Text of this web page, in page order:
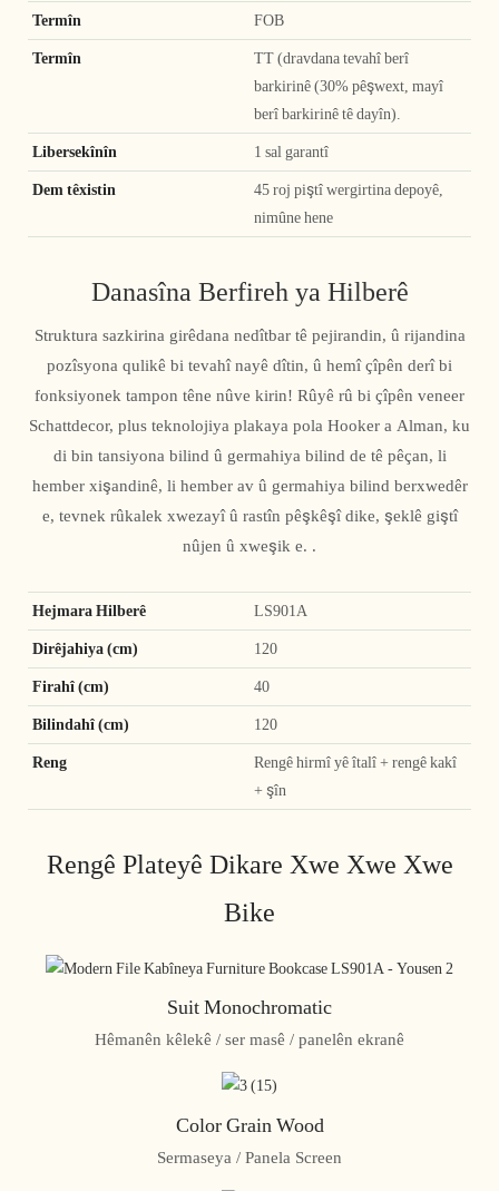
Termîn FOB
Termîn
TT (dravdana tevahî berî
barkirinê (30% pêşwext, mayî
berî barkirinê tê dayîn).
Libersekînîn 1 sal garantî
Dem têxistin
45 roj piştî wergirtina depoyê,
nimûne hene
Danasîna Berfireh ya Hilberê
Struktura sazkirina girêdana nedîtbar tê pejirandin, û rijandina
pozîsyona qulikê bi tevahî nayê dîtin, û hemî çîpên derî bi
fonksiyonek tampon têne nûve kirin! Rûyê rû bi çîpên veneer
Schattdecor, plus teknolojiya plakaya pola Hooker a Alman, ku
di bin tansiyona bilind û germahiya bilind de tê pêçan, li
hember xişandinê, li hember av û germahiya bilind berxwedêr
e, tevnek rûkalek xwezayî û rastîn pêşkêşî dike, şeklê giştî
nûjen û xweşik e. .
Hejmara Hilberê LS901A
Dirêjahiya (cm) 120
Firahî (cm) 40
Bilindahî (cm) 120
Reng
Rengê hirmî yê îtalî + rengê kakî
+ şîn
Rengê Plateyê Dikare Xwe Xwe Xwe
Bike
Suit Monochromatic
Hêmanên kêlekê / ser masê / panelên ekranê
Color Grain Wood
Sermaseya / Panela Screen